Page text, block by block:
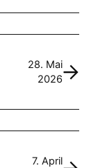
28. Mai
2026
7. April